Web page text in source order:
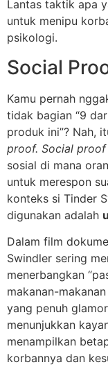
Lantas taktik apa
untuk menipu
psikologi.
Social
Kamu pernah
tidak bagian “9
produk ini”? Nah,
proof. Social proof
sosial di mana
untuk merespon
konteks si Tinder
digunakan adalah
Dalam film
Swindler sering
menerbangkan
makanan-
yang penuh
menunjukkan
menampilkan
korbannya dan